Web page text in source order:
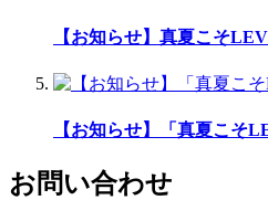
【お知らせ】真夏こそ
【お知らせ】「真夏こそ
お問い合わせ